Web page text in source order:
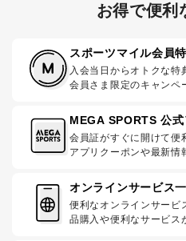
お得で便利
スポーツマイル会員
入会当日からオトクな特
会員さま限定のキャンペ
MEGA SPORTS 公式
会員証がすぐに開けて便
アプリクーポンや最新情
オンラインサービス
便利なオンラインサー
品購入や便利なサービス